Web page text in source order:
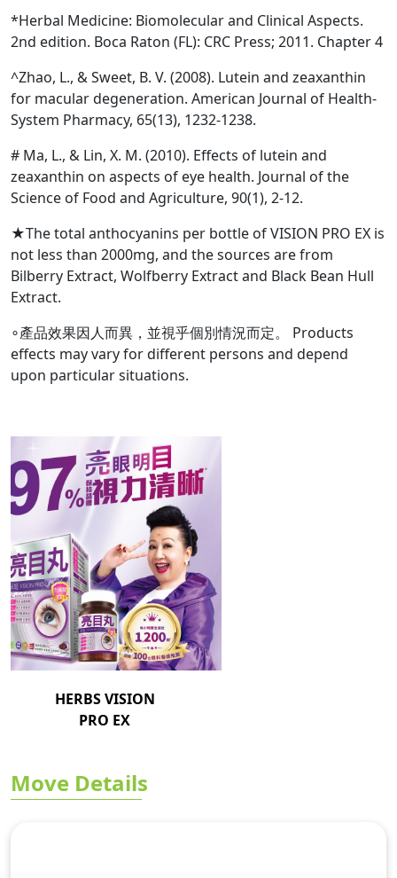
*Herbal Medicine: Biomolecular and Clinical Aspects.
2nd edition. Boca Raton (FL): CRC Press; 2011. Chapter 4
^Zhao, L., & Sweet, B. V. (2008). Lutein and zeaxanthin
for macular degeneration. American Journal of Health-
System Pharmacy, 65(13), 1232-1238.
# Ma, L., & Lin, X. M. (2010). Effects of lutein and
zeaxanthin on aspects of eye health. Journal of the
Science of Food and Agriculture, 90(1), 2-12.
★The total anthocyanins per bottle of VISION PRO EX is
not less than 2000mg, and the sources are from
Bilberry Extract, Wolfberry Extract and Black Bean Hull
Extract.
∘產品效果因人而異，並視乎個別情況而定。 Products
effects may vary for different persons and depend
upon particular situations.
HERBS VISION
PRO EX
Move Details